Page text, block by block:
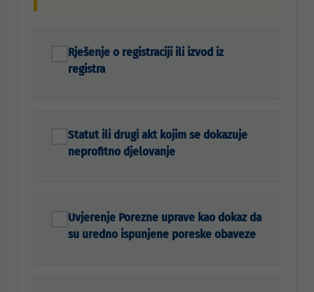
Rješenje o registraciji ili izvod iz
registra
Statut ili drugi akt kojim se dokazuje
neprofitno djelovanje
Uvjerenje Porezne uprave kao dokaz da
su uredno ispunjene poreske obaveze